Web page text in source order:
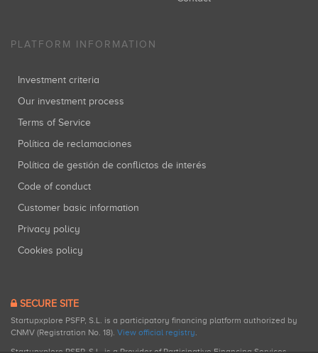
PLATFORM INFORMATION
Investment criteria
Our investment process
Terms of Service
Política de reclamaciones
Política de gestión de conflictos de interés
Code of conduct
Customer basic information
Privacy policy
Cookies policy
SECURE SITE
Startupxplore PSFP, S.L. is a participatory financing platform authorized by
CNMV (Registration No. 18). View official registry.